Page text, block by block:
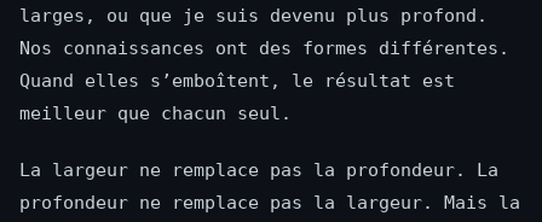
larges, ou que je suis devenu plus profond.
Nos connaissances ont des formes différentes.
Quand elles s’emboîtent, le résultat est
meilleur que chacun seul.
La largeur ne remplace pas la profondeur. La
profondeur ne remplace pas la largeur. Mais la